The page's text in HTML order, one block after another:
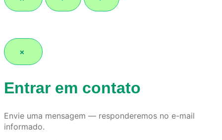
×
Entrar em contato
Envie uma mensagem — responderemos no e-mail
informado.